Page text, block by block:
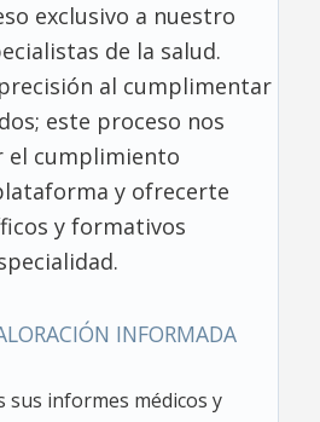
exclusivo a nuestro
de la salud.
al cumplimentar
este proceso nos
el cumplimiento
y ofrecerte
y formativos
INFORMADA
sus informes médicos y